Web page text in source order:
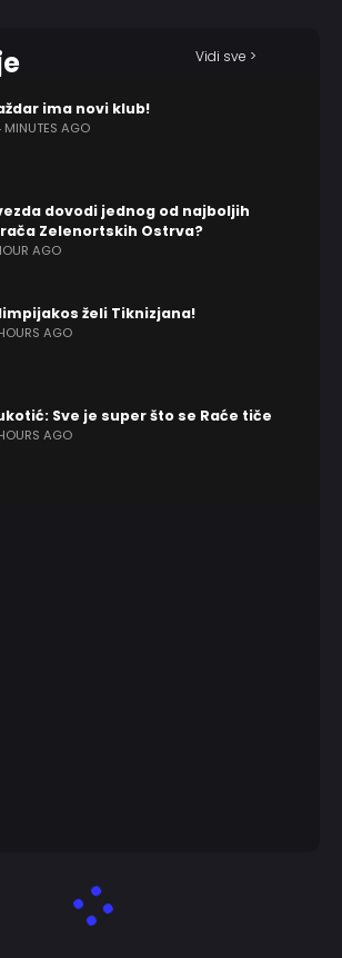
Vidi sve >
ima novi klub!
MINUTES AGO
dovodi jednog od najboljih
Zelenortskih Ostrva?
AGO
želi Tiknizjana!
AGO
Sve je super što se Raće tiče
AGO